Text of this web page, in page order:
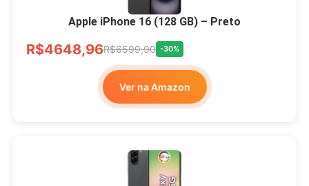
Apple iPhone 16 (128 GB) – Preto
R$4648,96R$6599,90 -30%
Ver na Amazon